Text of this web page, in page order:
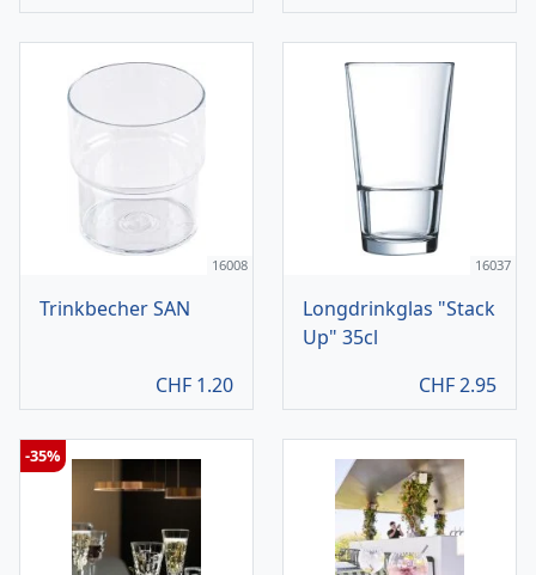
16008
Trinkbecher SAN
CHF 1.20
16037
Longdrinkglas "Stack
Up" 35cl
CHF2.95
-35%